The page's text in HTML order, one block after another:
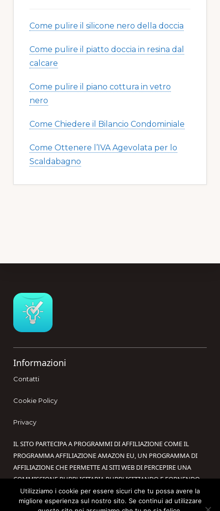
Come pulire il silicone nero della doccia​​
Come pulire il piatto doccia in resina dal
calcare​​
Come pulire il piano cottura in vetro
nero​​
Come Chiedere il Bilancio Condominiale
Come Ottenere l’IVA Agevolata per lo
Scaldabagno
Informazioni
Contatti
Cookie Policy
Privacy
IL SITO PARTECIPA A PROGRAMMI DI AFFILIAZIONE COME IL
PROGRAMMA AFFILIAZIONE AMAZON EU, UN PROGRAMMA DI
AFFILIAZIONE CHE PERMETTE AI SITI WEB DI PERCEPIRE UNA
COMMISSIONE PUBBLICITARIA PUBBLICIZZANDO E FORNENDO
LINK AL SITO AMAZON.IT. IN QUALITÀ DI AFFILIATO AMAZON, IL
PRESENTE SITO RICEVE UN GUADAGNO PER CIASCUN ACQUISTO
Utilizziamo i cookie per essere sicuri che tu possa avere la
migliore esperienza sul nostro sito. Se continui ad utilizzare